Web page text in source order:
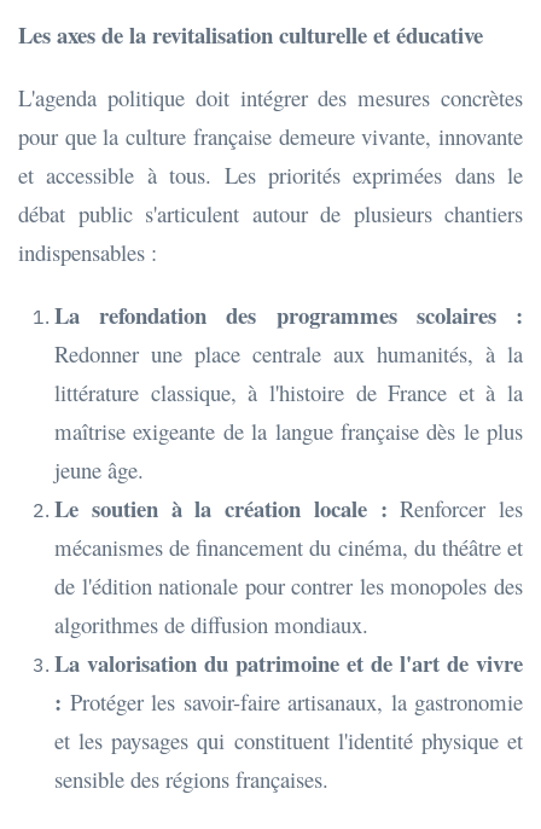
Les axes de la revitalisation culturelle et éducative
L'agenda politique doit intégrer des mesures concrètes
pour que la culture française demeure vivante, innovante
et accessible à tous. Les priorités exprimées dans le
débat public s'articulent autour de plusieurs chantiers
indispensables :
La refondation des programmes scolaires :
Redonner une place centrale aux humanités, à la
littérature classique, à l'histoire de France et à la
maîtrise exigeante de la langue française dès le plus
jeune âge.
Le soutien à la création locale : Renforcer les
mécanismes de financement du cinéma, du théâtre et
de l'édition nationale pour contrer les monopoles des
algorithmes de diffusion mondiaux.
La valorisation du patrimoine et de l'art de vivre
: Protéger les savoir-faire artisanaux, la gastronomie
et les paysages qui constituent l'identité physique et
sensible des régions françaises.